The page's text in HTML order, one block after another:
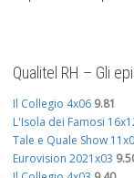
Qualitel RH – Gli
Il Collegio 4x06 9.81
L'Isola dei Famosi
Tale e Quale Show
Eurovision 2021x03